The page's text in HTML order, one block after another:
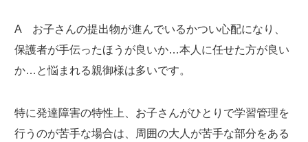
A お子さんの提出物が進んでいるかつい心配になり、
保護者が手伝ったほうが良いか…本人に任せた方が良い
か…と悩まれる親御様は多いです。
特に発達障害の特性上、お子さんがひとりで学習管理を
行うのが苦手な場合は、周囲の大人が苦手な部分をある